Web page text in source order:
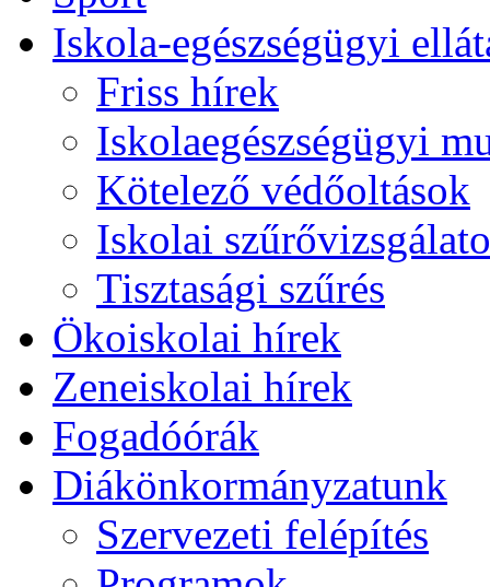
Iskola-egészségügyi
Friss hírek
Iskolaegészségügyi
Kötelező védőoltások
Iskolai
Tisztasági szűrés
Ökoiskolai hírek
Zeneiskolai hírek
Fogadóórák
Diákönkormányzatunk
Szervezeti felépítés